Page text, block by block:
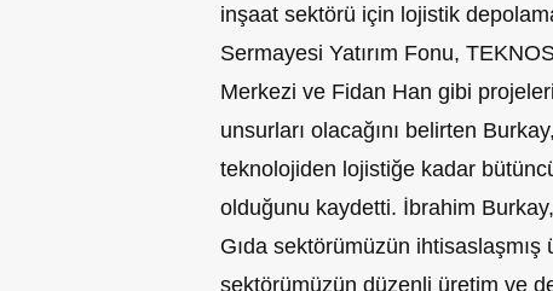
inşaat sektörü için lojistik
Sermayesi Yatırım Fonu,
Merkezi ve Fidan Han gibi
unsurları olacağını belirten
teknolojiden lojistiğe kadar
olduğunu kaydetti. İbrahim
Gıda sektörümüzün ihtisaslaşmış
sektörümüzün düzenli üretim ve